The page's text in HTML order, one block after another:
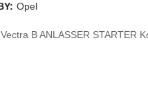
Opel
B ANLASSER STARTER